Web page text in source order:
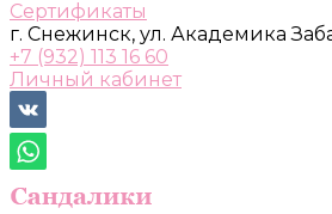
Сертификаты
г. Снежинск, ул. Академика
+7 (932) 113 16 60
Личный кабинет